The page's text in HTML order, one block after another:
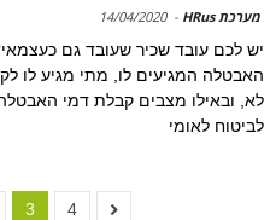
מערכת HRus -
14/04/2020
יש לכם עובד שכיר שעובד גם
האבטלה המגיעים לו, מתי מגיע לו
לא, ובאילו מצבים קבלת דמי
לביטוח לאומי
3 4